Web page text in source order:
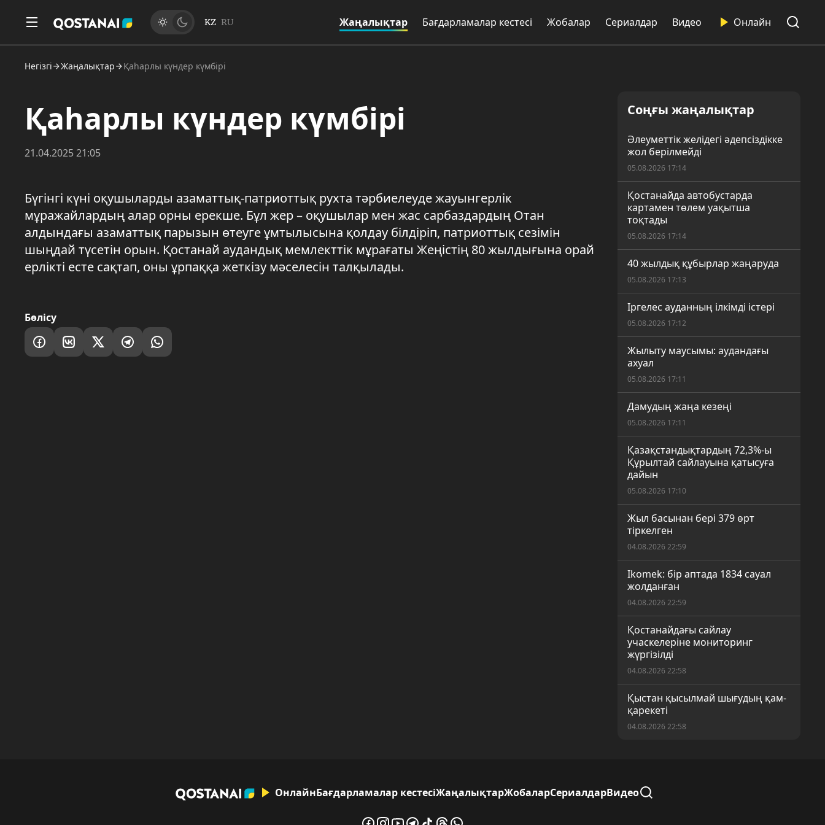
KZ RU Жаңалықтар Бағдарламалар кестесі Жобалар Сериалдар Видео Онлайн
Негізгі Жаңалықтар Қаһарлы күндер күмбірі
Қаһарлы күндер күмбірі
21.04.2025 21:05
Бүгінгі күні оқушыларды азаматтық-патриоттық рухта тәрбиелеуде жауынгерлік
мұражайлардың алар орны ерекше. Бұл жер – оқушылар мен жас сарбаздардың Отан
алдындағы азаматтық парызын өтеуге ұмтылысына қолдау білдіріп, патриоттық сезімін
шыңдай түсетін орын. Қостанай аудандық мемлекттік мұрағаты Жеңістің 80 жылдығына орай
ерлікті есте сақтап, оны ұрпаққа жеткізу мәселесін талқылады.
Бөлісу
Соңғы жаңалықтар
Әлеуметтік желідегі әдепсіздікке
жол берілмейді
05.08.2026 17:14
Қостанайда автобустарда
картамен төлем уақытша
тоқтады
05.08.2026 17:14
40 жылдық құбырлар жаңаруда
05.08.2026 17:13
Іргелес ауданның ілкімді істері
05.08.2026 17:12
Жылыту маусымы: аудандағы
ахуал
05.08.2026 17:11
Дамудың жаңа кезеңі
05.08.2026 17:11
Қазақстандықтардың 72,3%-ы
Құрылтай сайлауына қатысуға
дайын
05.08.2026 17:10
Жыл басынан бері 379 өрт
тіркелген
04.08.2026 22:59
Ikomek: бір аптада 1834 сауал
жолданған
04.08.2026 22:59
Қостанайдағы сайлау
учаскелеріне мониторинг
жүргізілді
04.08.2026 22:58
Қыстан қысылмай шығудың қам-
қарекеті
04.08.2026 22:58
ОнлайнБағдарламалар кестесіЖаңалықтарЖобаларСериалдарВидео